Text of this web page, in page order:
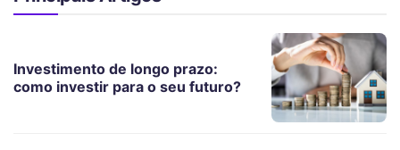
Investimento de longo prazo:
como investir para o seu futuro?